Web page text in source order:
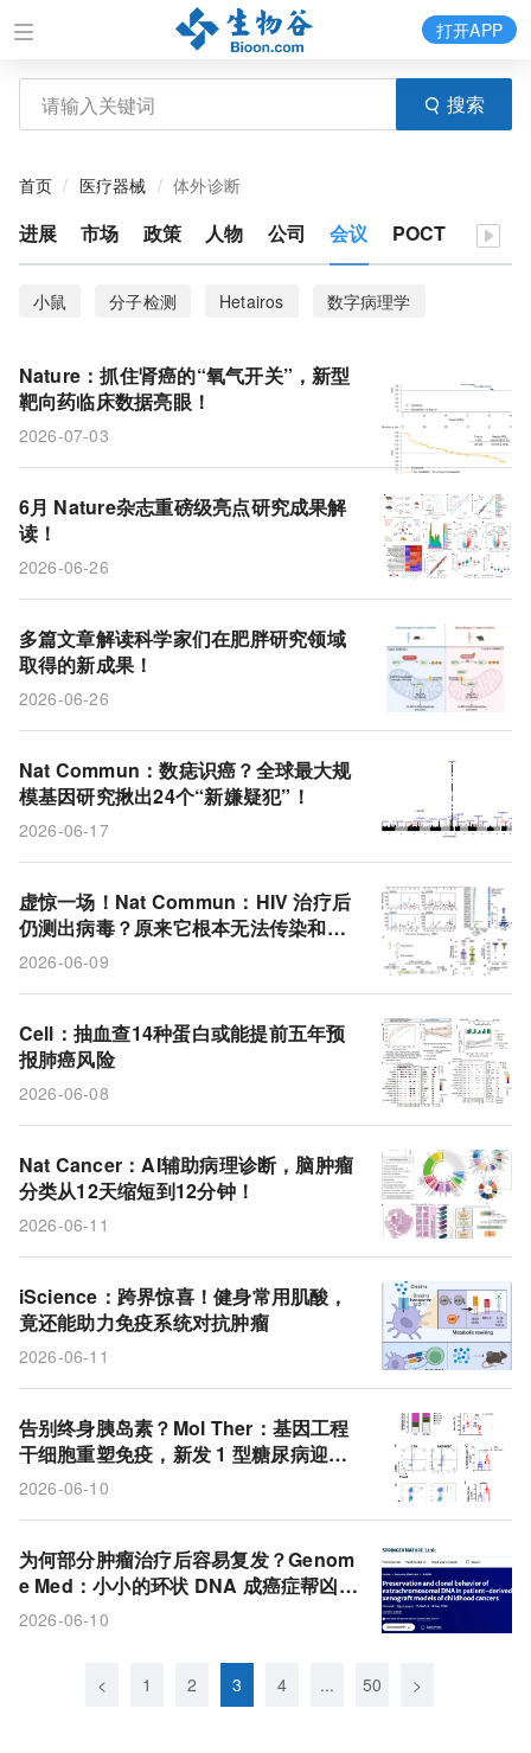
搜索
打开APP
首页 医疗器械 体外诊断
进展 市场 政策 人物 公司 会议 POCT
小鼠 分子检测 Hetairos
数字病理学
IL-1β
树突状细胞
全基因组测序
ecDNA
组织修复
病毒抗原
缺陷拷贝
脂肪
casdatifan
客观缓解率
代谢性疾病 肠道菌群
痣数量
HIV
病毒载量
多基因风险评分
疾病负担
肥胖 GWAS 抗肿瘤活性
Nature：抓住肾癌的“氧气开关”，新型
靶向药临床数据亮眼！
2026-07-03
6月 Nature杂志重磅级亮点研究成果解
读！
2026-06-26
多篇文章解读科学家们在肥胖研究领域
取得的新成果！
2026-06-26
Nat Commun：数痣识癌？全球最大规
模基因研究揪出24个“新嫌疑犯”！
2026-06-17
虚惊一场！Nat Commun：HIV 治疗后
仍测出病毒？原来它根本无法传染和致
病
2026-06-09
Cell：抽血查14种蛋白或能提前五年预
报肺癌风险
2026-06-08
Nat Cancer：AI辅助病理诊断，脑肿瘤
分类从12天缩短到12分钟！
2026-06-11
iScience：跨界惊喜！健身常用肌酸，
竟还能助力免疫系统对抗肿瘤
2026-06-11
告别终身胰岛素？Mol Ther：基因工程
干细胞重塑免疫，新发 1 型糖尿病迎来
逆转新疗法
2026-06-10
为何部分肿瘤治疗后容易复发？Genom
e Med：小小的环状 DNA 成癌症帮凶，
新研究验证肿瘤模型的真实价值
2026-06-10
< 1 2 3 4 ... 50 >